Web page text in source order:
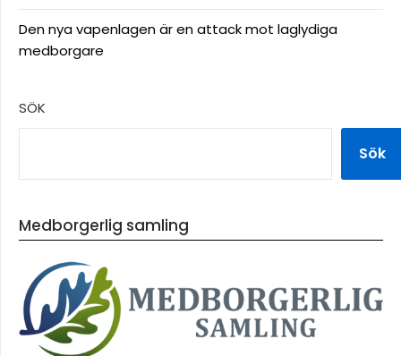
Den nya vapenlagen är en attack mot laglydiga
medborgare
SÖK
Sök
Medborgerlig samling